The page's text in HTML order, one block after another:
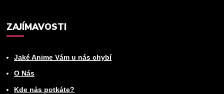
ZAJÍMAVOSTI
Jaké Anime Vám u nás chybí
O Nás
Kde nás potkáte?